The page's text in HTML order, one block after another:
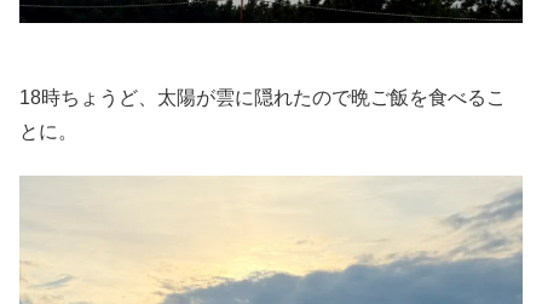
18時ちょうど、太陽が雲に隠れたので晩ご飯を食べるこ
とに。